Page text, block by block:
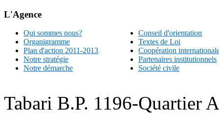
L'Agence
Qui sommes nous?
Organigramme
Plan d'action 2011-2013
Notre stratégie
Notre démarche
Conseil d'orientation
Textes de Loi
Coopération
Partenaires institutionnels
Société civile
Tabari B.P. 1196-Quartier